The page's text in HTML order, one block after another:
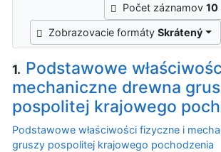
Počet záznamov10
Zobrazovacie formátySkrátený
1. Podstawowe
mechaniczne drewna
pospolitej krajowego
Podstawowe właściwości fizyczne i
gruszy pospolitej krajowego pochodzenia